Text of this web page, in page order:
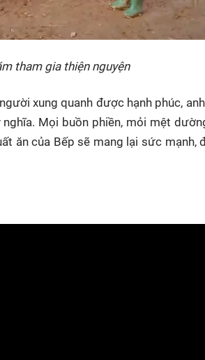
tham gia thiện nguyện
xung quanh được hạnh phúc,
Mọi buồn phiền, mỏi mệt
ăn của Bếp sẽ mang lại sức mạnh,